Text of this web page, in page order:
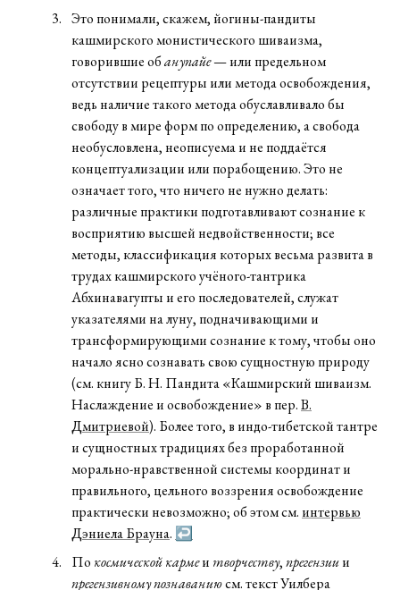
Это понимали, скажем, йогины-пандиты
кашмирского монистического шиваизма,
говорившие обанупайе— или предельном
отсутствии рецептуры или метода освобождения,
ведь наличие такого метода обуславливало бы
свободу в мире форм по определению, а свобода
необусловлена, неописуема и не поддаётся
концептуализации или порабощению. Это не
означает того, что ничего не нужно делать:
различные практики подготавливают сознание к
восприятию высшей недвойственности; все
методы, классификация которых весьма развита в
трудах кашмирского учёного-тантрика
Абхинавагупты и его последователей, служат
указателями на луну, подначивающими и
трансформирующими сознание к тому, чтобы оно
начало ясно сознавать свою сущностную природу
(см. книгу Б. Н. Пандита «Кашмирский шиваизм.
Наслаждение и освобождение» в пер.В.
Дмитриевой). Более того, в индо-тибетской тантре
и сущностных традициях без проработанной
морально-нравственной системы координат и
правильного, цельного воззрения освобождение
практически невозможно; об этом см. интервью
Дэниела Брауна. ↩
По космической кармеи творчеству,прегензиии
прегензивному познаваниюсм. текст Уилбера